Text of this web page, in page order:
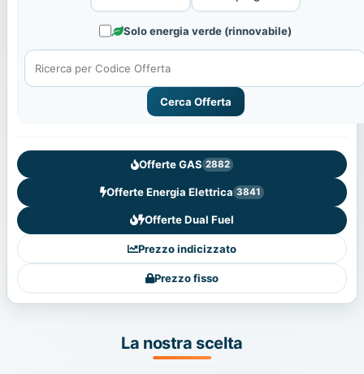
Solo energia verde (rinnovabile)
Cerca Offerta
Offerte GAS 2882
Offerte Energia Elettrica 3841
Offerte Dual Fuel
Prezzo indicizzato
Prezzo fisso
La nostra scelta